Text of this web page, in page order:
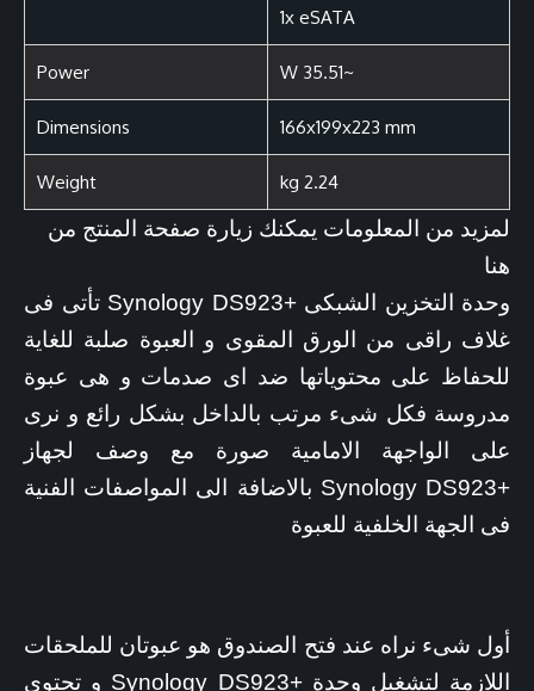
1x eSATA
~35.51 W
Power
166x199x223 mm
Dimensions
2.24 kg
Weight
لمزيد من المعلومات يمكنك زيارة صفحة المنتج من
هنا
وحدة التخزين الشبكى +Synology DS923 تأتى فى
غلاف راقى من الورق المقوى و العبوة صلبة للغاية
للحفاظ على محتوياتها ضد اى صدمات و هى عبوة
مدروسة فكل شىء مرتب بالداخل بشكل رائع و نرى
على الواجهة الامامية صورة مع وصف لجهاز
+Synology DS923 بالاضافة الى المواصفات الفنية
فى الجهة الخلفية للعبوة
أول شىء نراه عند فتح الصندوق هو عبوتان للملحقات
اللازمة لتشغيل وحدة +Synology DS923 و تحتوى